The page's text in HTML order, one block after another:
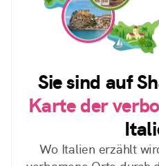
Sie sind auf
Karte der
Wo Italien erzählt